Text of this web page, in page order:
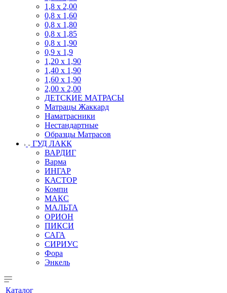
1,8 х 2,00
0,8 х 1,60
0,8 х 1,80
0,8 х 1,85
0,8 х 1,90
0,9 х 1,9
1,20 х 1,90
1,40 х 1,90
1,60 х 1,90
2,00 х 2,00
ДЕТСКИЕ МАТРАСЫ
Матрацы Жаккард
Наматрасники
Нестандартные
Образцы Матрасов
ГУД ЛАКК
ВАРДИГ
Варма
ИНГАР
КАСТОР
Компи
МАКС
МАЛЬТА
ОРИОН
ПИКСИ
САГА
СИРИУС
Фора
Энкель
Каталог